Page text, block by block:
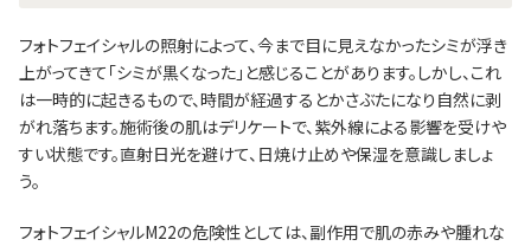
フォトフェイシャルの照射によって、今まで目に見えなかったシミが浮き
上がってきて「シミが黒くなった」と感じることがあります。しかし、これ
は一時的に起きるもので、時間が経過するとかさぶたになり自然に剥
がれ落ちます。施術後の肌はデリケートで、紫外線による影響を受けや
すい状態です。直射日光を避けて、日焼け止めや保湿を意識しましょ
う。
フォトフェイシャルM22の危険性としては、副作用で肌の赤みや腫れな